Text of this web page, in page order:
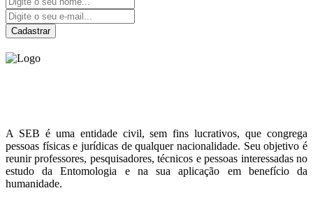
Cadastrar
A SEB é uma entidade civil, sem fins lucrativos, que congrega
pessoas físicas e jurídicas de qualquer nacionalidade. Seu objetivo é
reunir professores, pesquisadores, técnicos e pessoas interessadas no
estudo da Entomologia e na sua aplicação em benefício da
humanidade.